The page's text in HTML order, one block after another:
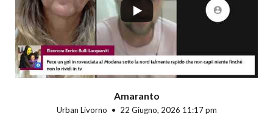
Amaranto
Urban Livorno 22 Giugno, 2026 11:17 pm